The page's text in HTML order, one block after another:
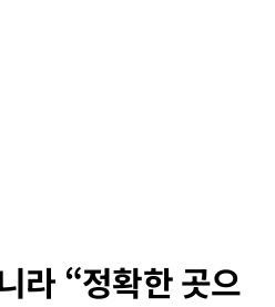
라 “정확한 곳으